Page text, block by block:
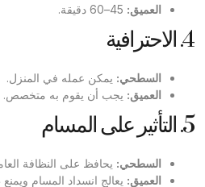
العميق:
4. الاحترافية
السطحي: يمكن عمله في المنزل.
العميق: يجب أن يقوم به متخصص.
5. التأثير على المسام
السطحي: يحافظ على النظافة
العميق: يعالج انسداد المسام